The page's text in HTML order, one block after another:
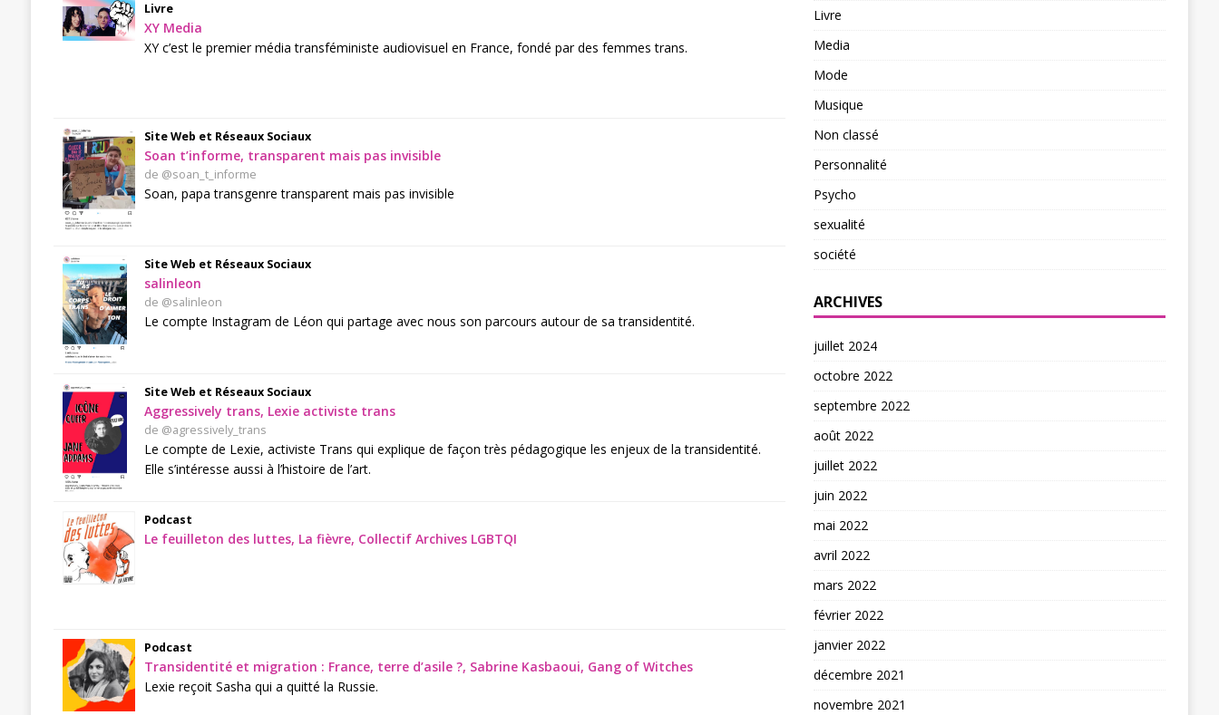
Livre
XY Media
XY c’est le premier média transféministe audiovisuel en France, fondé par des femmes trans.
Site Web et Réseaux Sociaux
Soan t’informe, transparent mais pas invisible
de @soan_t_informe
Soan, papa transgenre transparent mais pas invisible
Site Web et Réseaux Sociaux
salinleon
de @salinleon
Le compte Instagram de Léon qui partage avec nous son parcours autour de sa transidentité.
Site Web et Réseaux Sociaux
Aggressively trans, Lexie activiste trans
de @agressively_trans
Le compte de Lexie, activiste Trans qui explique de façon très pédagogique les enjeux de la transidentité.
Elle s’intéresse aussi à l’histoire de l’art.
Podcast
Le feuilleton des luttes, La fièvre, Collectif Archives LGBTQI
Podcast
Transidentité et migration : France, terre d’asile ?, Sabrine Kasbaoui, Gang of Witches
Lexie reçoit Sasha qui a quitté la Russie.
Livre
Media
Mode
Musique
Non classé
Personnalité
Psycho
sexualité
société
ARCHIVES
juillet 2024
octobre 2022
septembre 2022
août 2022
juillet 2022
juin 2022
mai 2022
avril 2022
mars 2022
février 2022
janvier 2022
décembre 2021
novembre 2021